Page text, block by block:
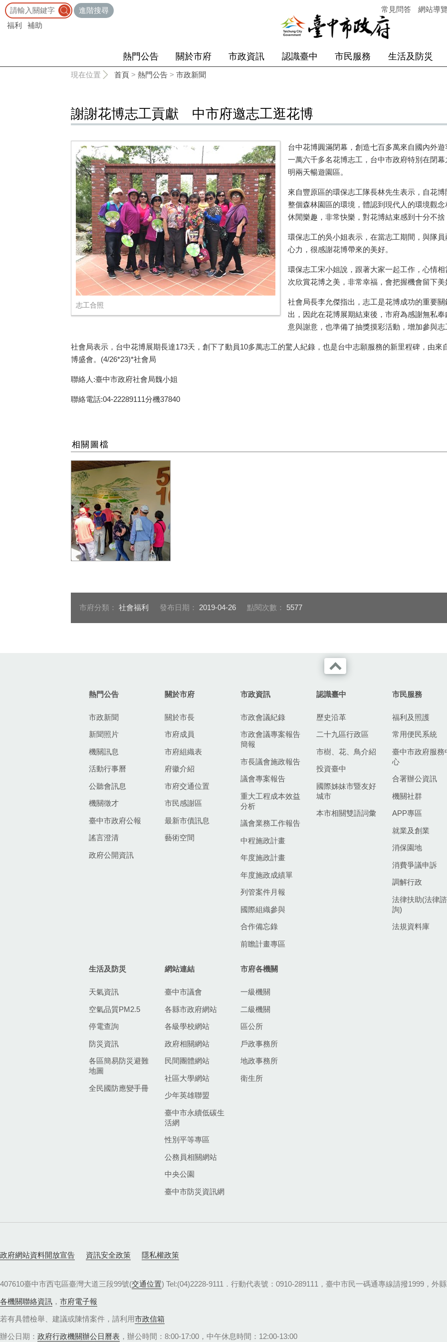
進階搜尋
福利
補助
常見問答 網站導
熱門公告 關於市府 市政資訊 認識臺中 市民服務 生活及防災
現在位置 首頁 > 熱門公告 > 市政新聞
謝謝花博志工貢獻 中市府邀志工逛花博
志工合照
台中花博圓滿閉幕，創造七百多萬來自國內外
一萬六千多名花博志工，台中市政府特別在閉
明兩天暢遊園區。
來自豐原區的環保志工隊長林先生表示，自花
整個森林園區的環境，體認到現代人的環境觀
休閒樂趣，非常快樂，對花博結束感到十分不
環保志工的吳小姐表示，在當志工期間，與隊
心力，很感謝花博帶來的美好。
環保志工宋小姐說，跟著大家一起工作，心情
次欣賞花博之美，非常幸福，會把握機會留下
社會局長李允傑指出，志工是花博成功的重要
出，因此在花博展期結束後，市府為感謝無私
意與謝意，也準備了抽獎摸彩活動，增加參與
社會局表示，台中花博展期長達173天，創下了動員10多萬志工的驚人紀錄，也是台中志願服務的新里程碑，由
博盛會。(4/26*23)*社會局
聯絡人:臺中市政府社會局魏小姐
聯絡電話:04-22289111分機37840
相關圖檔
市府分類： 社會福利 發布日期： 2019-04-26 點閱次數： 5577
熱門公告
市政新聞
新聞照片
機關訊息
活動行事曆
公聽會訊息
機關徵才
臺中市政府公報
謠言澄清
政府公開資訊
關於市府
關於市長
市府成員
市府組織表
府徽介紹
市府交通位置
市民感謝區
最新市債訊息
藝術空間
市政資訊
市政會議紀錄
市政會議專案報告
簡報
市長議會施政報告
議會專案報告
重大工程成本效益
分析
議會業務工作報告
中程施政計畫
年度施政計畫
年度施政成績單
列管案件月報
國際組織參與
合作備忘錄
前瞻計畫專區
認識臺中
歷史沿革
二十九區行政區
市樹、花、鳥介紹
投資臺中
國際姊妹市暨友好
城市
本市相關雙語詞彙
市民服務
福利及照護
常用便民系統
臺中市政府服務
心
合署辦公資訊
機關社群
APP專區
就業及創業
消保園地
消費爭議申訴
調解行政
法律扶助(法律諮
詢)
法規資料庫
生活及防災
天氣資訊
空氣品質PM2.5
停電查詢
防災資訊
各區簡易防災避難
地圖
全民國防應變手冊
網站連結
臺中市議會
各縣市政府網站
各級學校網站
政府相關網站
民間團體網站
社區大學網站
少年英雄聯盟
臺中市永續低碳生
活網
性別平等專區
公務員相關網站
中央公園
臺中市防災資訊網
市府各機關
一級機關
二級機關
區公所
戶政事務所
地政事務所
衛生所
政府網站資料開放宣告 資訊安全政策 隱私權政策
407610臺中市西屯區臺灣大道三段99號(交通位置) Tel:(04)2228-9111．行動代表號：0910-289111，臺中市民一碼通專線請撥1999，外
各機關聯絡資訊 ， 市府電子報
若有具體檢舉、建議或陳情案件，請利用市政信箱
辦公日期： 政府行政機關辦公日曆表 ，辦公時間：8:00-17:00，中午休息時間：12:00-13:00